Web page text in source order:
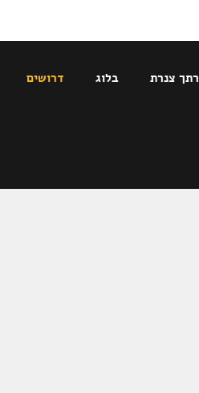
רתך צנרת בלוג דרושים